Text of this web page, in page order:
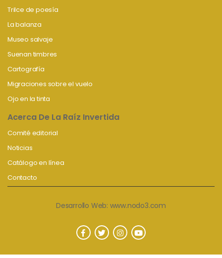
Trilce de poesía
La balanza
Museo salvaje
Suenan timbres
Cartografía
Migraciones sobre el vuelo
Ojo en la tinta
Acerca De La Raíz Invertida
Comité editorial
Noticias
Catálogo en línea
Contacto
Desarrollo Web: www.nodo3.com